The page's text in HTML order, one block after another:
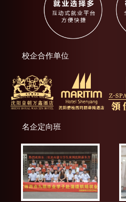
校企合作单位
名企定向班